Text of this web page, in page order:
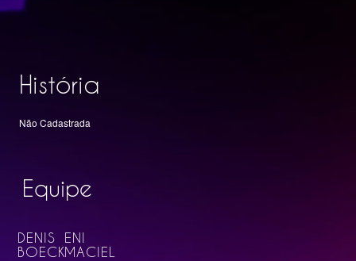
História
Não Cadastrada
Equipe
DENIS
BOECK
ENI
MACIEL